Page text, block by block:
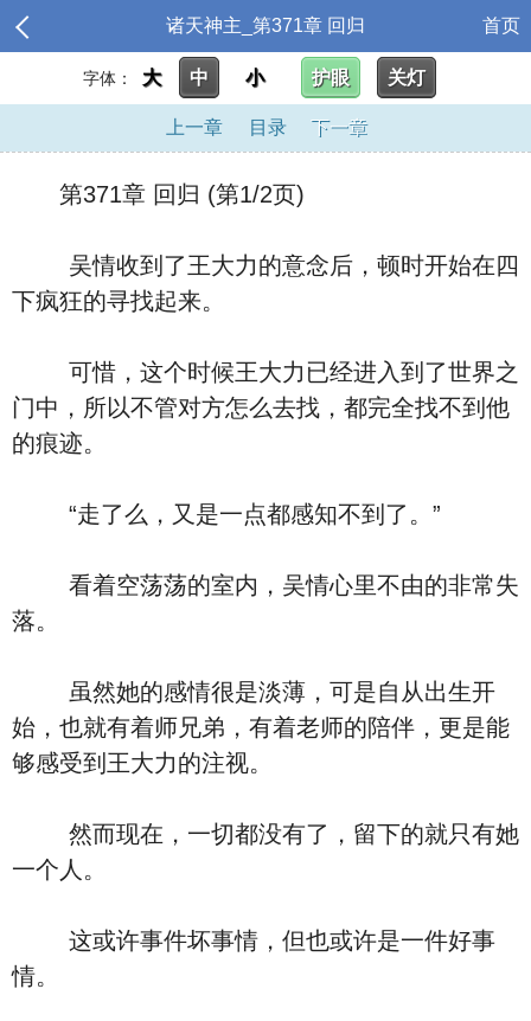
诸天神主_第371章 回归 首页
字体： 大 中 小 护眼 关灯
上一章 目录 下一章
第371章 回归 (第1/2页)
吴情收到了王大力的意念后，顿时开始在四
下疯狂的寻找起来。
可惜，这个时候王大力已经进入到了世界之
门中，所以不管对方怎么去找，都完全找不到他
的痕迹。
“走了么，又是一点都感知不到了。”
看着空荡荡的室内，吴情心里不由的非常失
落。
虽然她的感情很是淡薄，可是自从出生开
始，也就有着师兄弟，有着老师的陪伴，更是能
够感受到王大力的注视。
然而现在，一切都没有了，留下的就只有她
一个人。
这或许事件坏事情，但也或许是一件好事
情。